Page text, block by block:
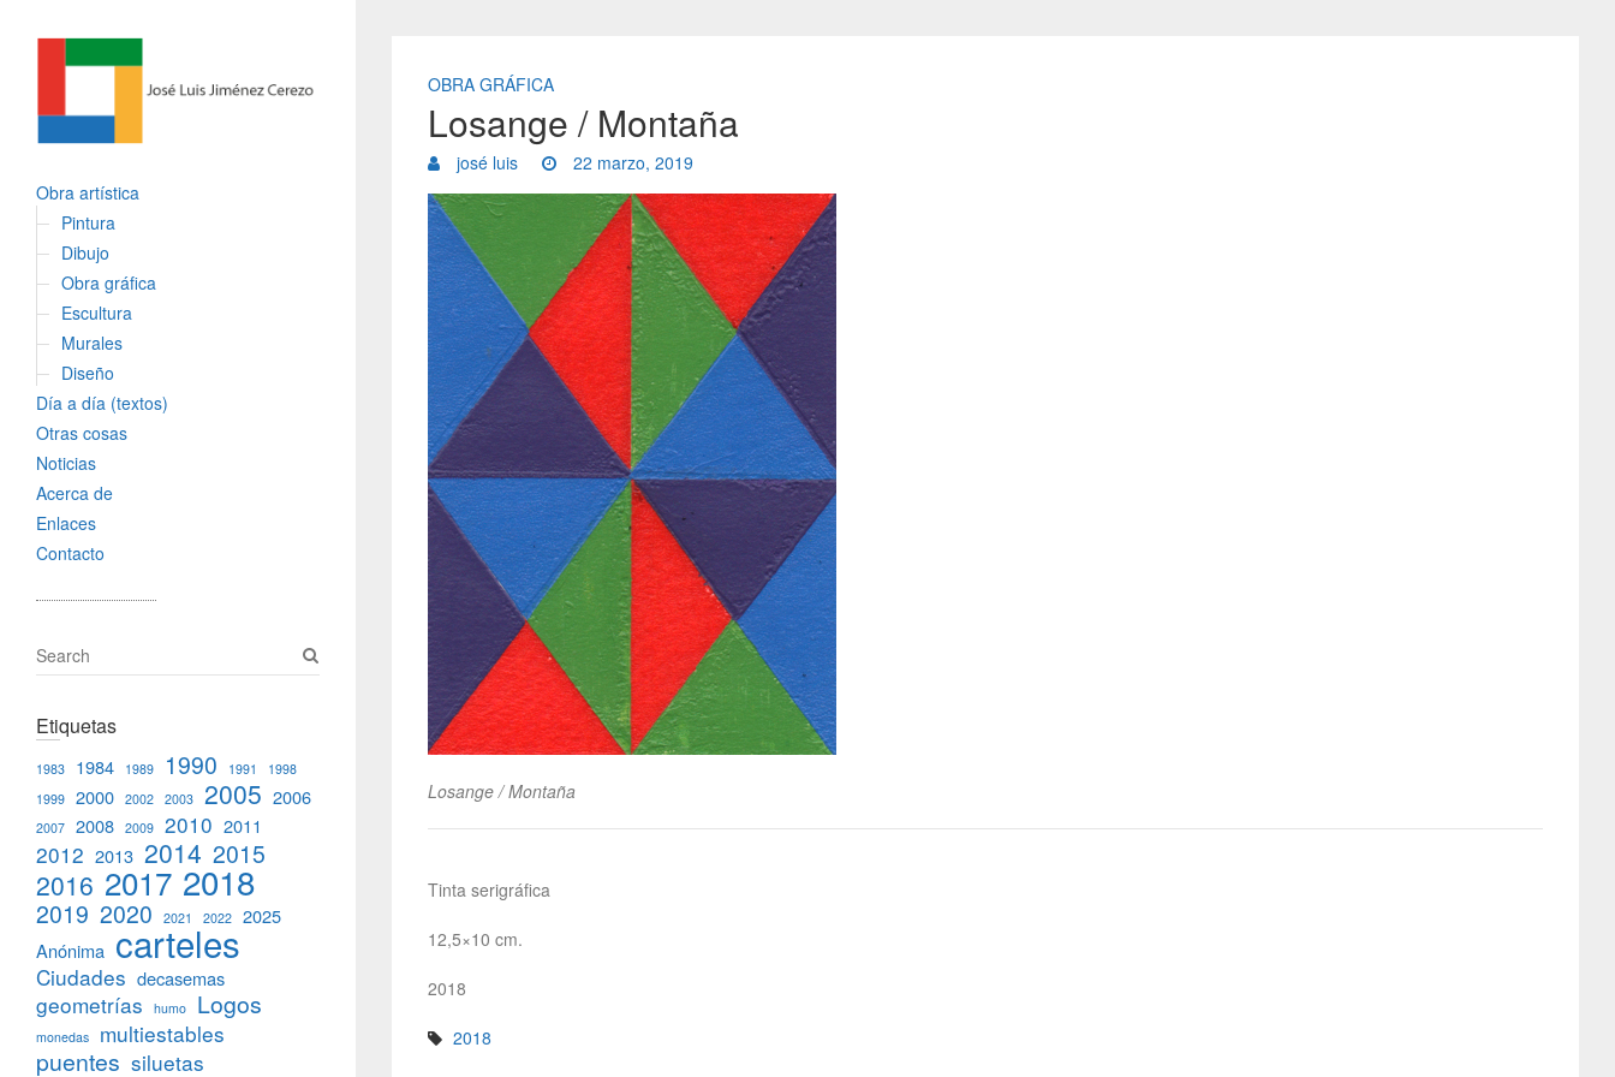
Obra artística
Pintura
Dibujo
Obra gráfica
Escultura
Murales
Diseño
Día a día (textos)
Otras cosas
Noticias
Acerca de
Enlaces
Contacto
OBRA GRÁFICA
Losange / Montaña
josé luis 22 marzo, 2019
Losange / Montaña
Tinta serigráfica
12,5×10 cm.
2018
2018
S
e
r
h
Etiquetas
1983 1984 1989 1990 1991
1998
1999 2000 2002 2003 2005 2006
2007 2008 2009 2010 2011
2012 2013 2014 2015
2016 2017 2018
2019 2020 2021 2022 2025
Anónima carteles
Ciudades decasemas
geometrías humo Logos
monedas multiestables
puentes siluetas